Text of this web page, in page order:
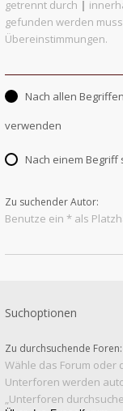
getrennt durch |
gefunden werden
Übereinstimmungen.
Nach allen
verwenden
Nach einem Begriff
Zu suchender Autor:
Benutze ein * als
Suchoptionen
Zu durchsuchende Foren:
Wähle das Forum oder
Unterforen werden
„Unterforen